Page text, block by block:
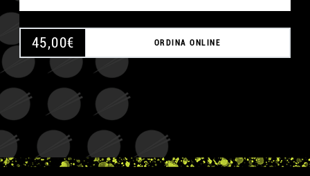
45,00€ ORDINA ONLINE